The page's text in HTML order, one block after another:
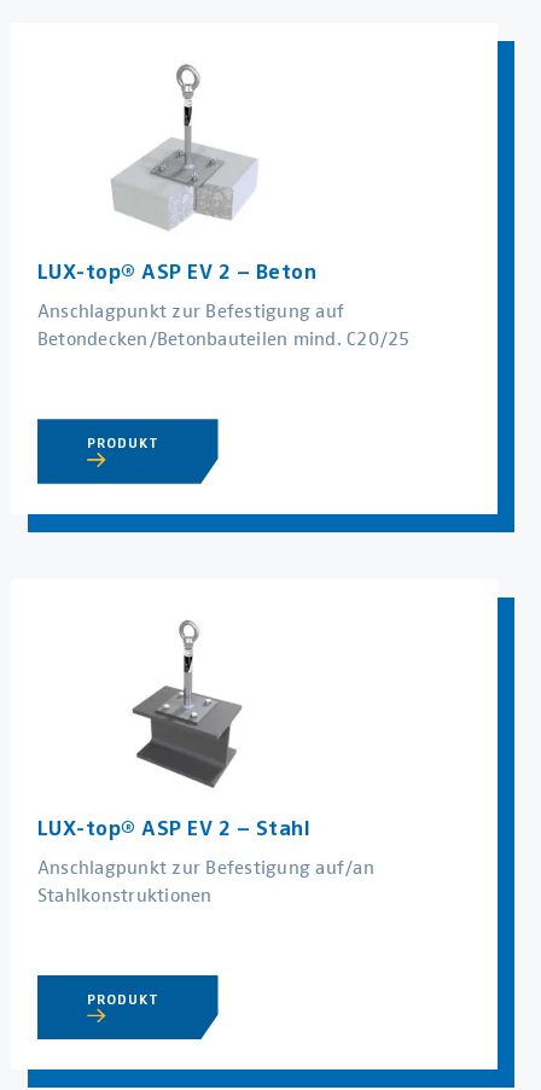
LUX-top® ASP EV 2 – Beton
Anschlagpunkt zur Befestigung auf
Betondecken/Betonbauteilen mind. C20/25
PRODUKT
LUX-top® ASP EV 2 – Stahl
Anschlagpunkt zur Befestigung auf/an
Stahlkonstruktionen
PRODUKT